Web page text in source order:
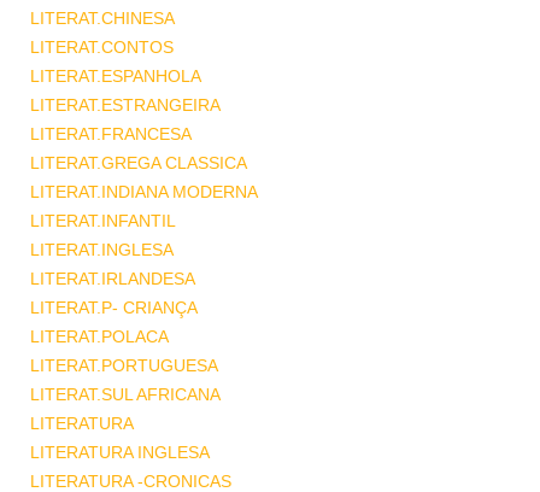
LITERAT.CHINESA
LITERAT.CONTOS
LITERAT.ESPANHOLA
LITERAT.ESTRANGEIRA
LITERAT.FRANCESA
LITERAT.GREGA CLASSICA
LITERAT.INDIANA MODERNA
LITERAT.INFANTIL
LITERAT.INGLESA
LITERAT.IRLANDESA
LITERAT.P- CRIANÇA
LITERAT.POLACA
LITERAT.PORTUGUESA
LITERAT.SUL AFRICANA
LITERATURA
LITERATURA INGLESA
LITERATURA -CRONICAS